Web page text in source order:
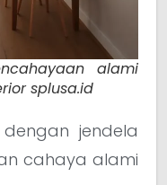
alami
splusa.id
jendela
cahaya alami